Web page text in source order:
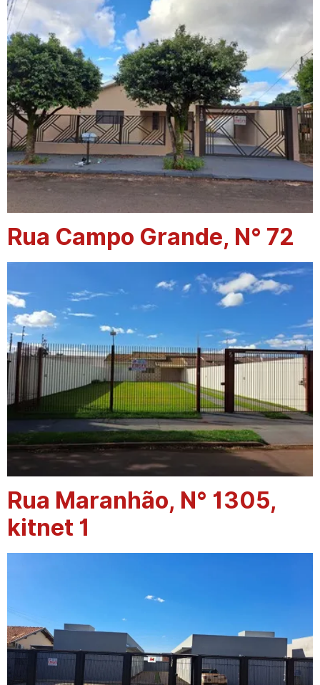
Rua Campo Grande, N° 72
Rua Maranhão, N° 1305,
kitnet 1